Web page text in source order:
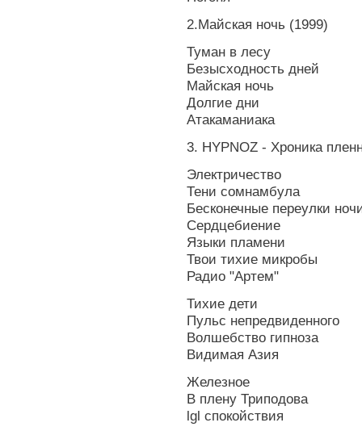
2.Майская ночь (1999)
Туман в лесу
Безысходность дней
Майская ночь
Долгие дни
Атакаманиака
3. HYPNOZ - Хроника
Электричество
Тени сомнамбула
Бесконечные переулки
Сердцебиение
Языки пламени
Твои тихие микробы
Радио "Артем"
Тихие дети
Пульс непредвиденного
Волшебство гипноза
Видимая Азия
Железное
В плену Триподова
lgl спокойствия